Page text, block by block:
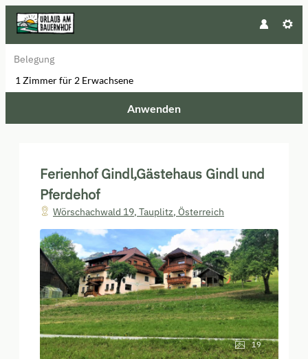
Belegung
1 Zimmerfür 2 Erwachsene
Anwenden
Ferienhof Gindl,Gästehaus Gindl und
Pferdehof
Wörschachwald 19, Tauplitz, Österreich
19